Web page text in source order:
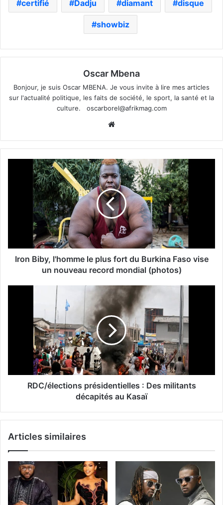
certifié Dadju diamant disque
showbiz
Oscar Mbena
Bonjour, je suis Oscar MBENA. Je vous invite à lire mes articles
sur l'actualité politique, les faits de société, le sport, la santé et la
culture. oscarborel@afrikmag.com
Iron Biby, l'homme le plus fort du Burkina Faso vise
un nouveau record mondial (photos)
RDC/élections présidentielles : Des militants
décapités au Kasaï
Articles similaires